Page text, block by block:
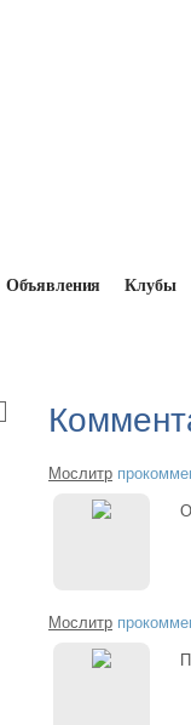
Объявления Клубы
Мослитр
Мослитр